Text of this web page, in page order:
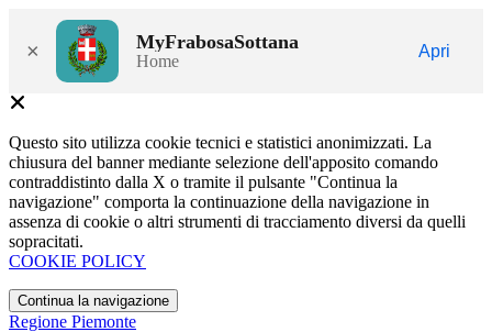
× MyFrabosaSottana
Home
Apri
Questo sito utilizza cookie tecnici e statistici anonimizzati. La
chiusura del banner mediante selezione dell'apposito comando
contraddistinto dalla X o tramite il pulsante "Continua la
navigazione" comporta la continuazione della navigazione in
assenza di cookie o altri strumenti di tracciamento diversi da quelli
sopracitati.
COOKIE POLICY
Continua la navigazione
Regione Piemonte